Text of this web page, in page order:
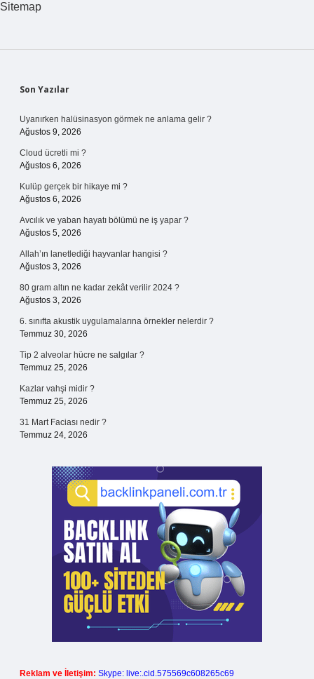
Sitemap
Sidebar
Son Yazılar
Uyanırken halüsinasyon görmek ne anlama gelir ?
Ağustos 9, 2026
Cloud ücretli mi ?
Ağustos 6, 2026
Kulüp gerçek bir hikaye mi ?
Ağustos 6, 2026
Avcılık ve yaban hayatı bölümü ne iş yapar ?
Ağustos 5, 2026
Allah’ın lanetlediği hayvanlar hangisi ?
Ağustos 3, 2026
80 gram altın ne kadar zekât verilir 2024 ?
Ağustos 3, 2026
6. sınıfta akustik uygulamalarına örnekler nelerdir ?
Temmuz 30, 2026
Tip 2 alveolar hücre ne salgılar ?
Temmuz 25, 2026
Kazlar vahşi midir ?
Temmuz 25, 2026
31 Mart Faciası nedir ?
Temmuz 24, 2026
Reklam ve İletişim: Skype: live:.cid.575569c608265c69